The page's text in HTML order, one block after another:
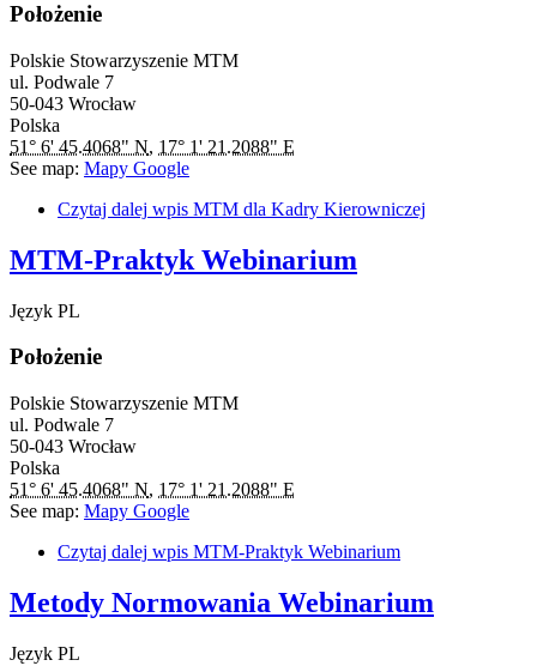
Położenie
Polskie Stowarzyszenie MTM
ul. Podwale 7
50-043 Wrocław
Polska
51° 6' 45.4068" N, 17° 1' 21.2088" E
See map: Mapy Google
Czytaj dalej wpis MTM dla Kadry Kierowniczej
MTM-Praktyk Webinarium
Język PL
Położenie
Polskie Stowarzyszenie MTM
ul. Podwale 7
50-043 Wrocław
Polska
51° 6' 45.4068" N, 17° 1' 21.2088" E
See map: Mapy Google
Czytaj dalej wpis MTM-Praktyk Webinarium
Metody Normowania Webinarium
Język PL